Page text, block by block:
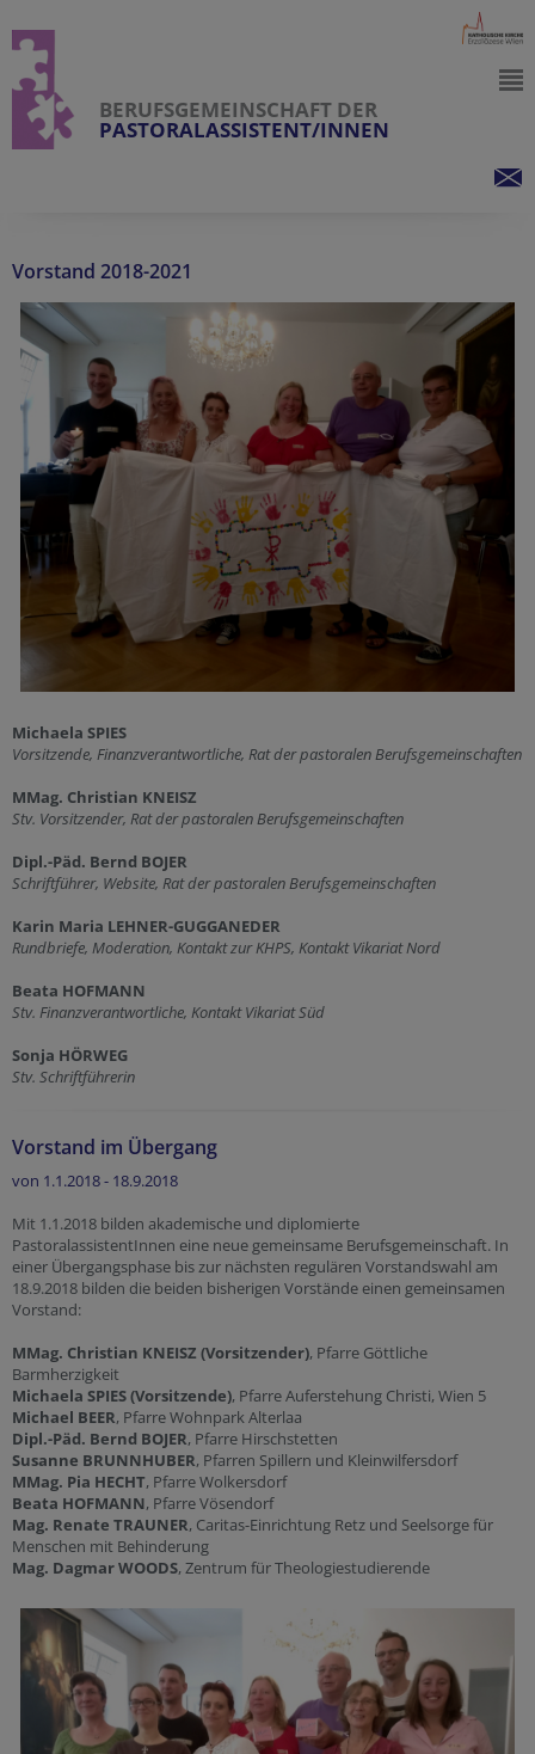
BERUFSGEMEINSCHAFT DER
PASTORALASSISTENT/INNEN
Vorstand 2018-2021
Michaela SPIES
Vorsitzende, Finanzverantwortliche, Rat der pastoralen Berufsgemeinschaften
MMag. Christian KNEISZ
Stv. Vorsitzender, Rat der pastoralen Berufsgemeinschaften
Dipl.-Päd. Bernd BOJER
Schriftführer, Website, Rat der pastoralen Berufsgemeinschaften
Karin Maria LEHNER-GUGGANEDER
Rundbriefe, Moderation, Kontakt zur KHPS, Kontakt Vikariat Nord
Beata HOFMANN
Stv. Finanzverantwortliche, Kontakt Vikariat Süd
Sonja HÖRWEG
Stv. Schriftführerin
Vorstand im Übergang
von 1.1.2018 - 18.9.2018
Mit 1.1.2018 bilden akademische und diplomierte
PastoralassistentInnen eine neue gemeinsame Berufsgemeinschaft. In
einer Übergangsphase bis zur nächsten regulären Vorstandswahl am
18.9.2018 bilden die beiden bisherigen Vorstände einen gemeinsamen
Vorstand:
MMag. Christian KNEISZ (Vorsitzender), Pfarre Göttliche
Barmherzigkeit
Michaela SPIES (Vorsitzende), Pfarre Auferstehung Christi, Wien 5
Michael BEER, Pfarre Wohnpark Alterlaa
Dipl.-Päd. Bernd BOJER, Pfarre Hirschstetten
Susanne BRUNNHUBER, Pfarren Spillern und Kleinwilfersdorf
MMag. Pia HECHT, Pfarre Wolkersdorf
Beata HOFMANN, Pfarre Vösendorf
Mag. Renate TRAUNER, Caritas-Einrichtung Retz und Seelsorge für
Menschen mit Behinderung
Mag. Dagmar WOODS, Zentrum für Theologiestudierende